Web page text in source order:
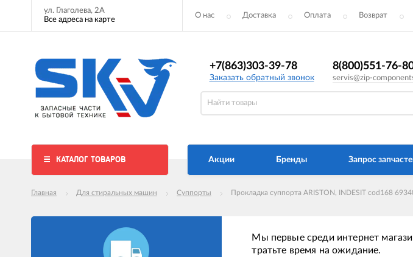
ул. Глаголева, 2А
Все адреса на карте
О нас Доставка Оплата Возврат
+7(863)303-39-78
Заказать обратный звонок
8(800)551-76-
servis@zip-
КАТАЛОГ ТОВАРОВ Акции Бренды Запрос
Главная Для стиральных машин Суппорты Прокладка суппорта ARISTON, INDESIT cod168
Мы первые среди интернет
тратьте время на ожидание.